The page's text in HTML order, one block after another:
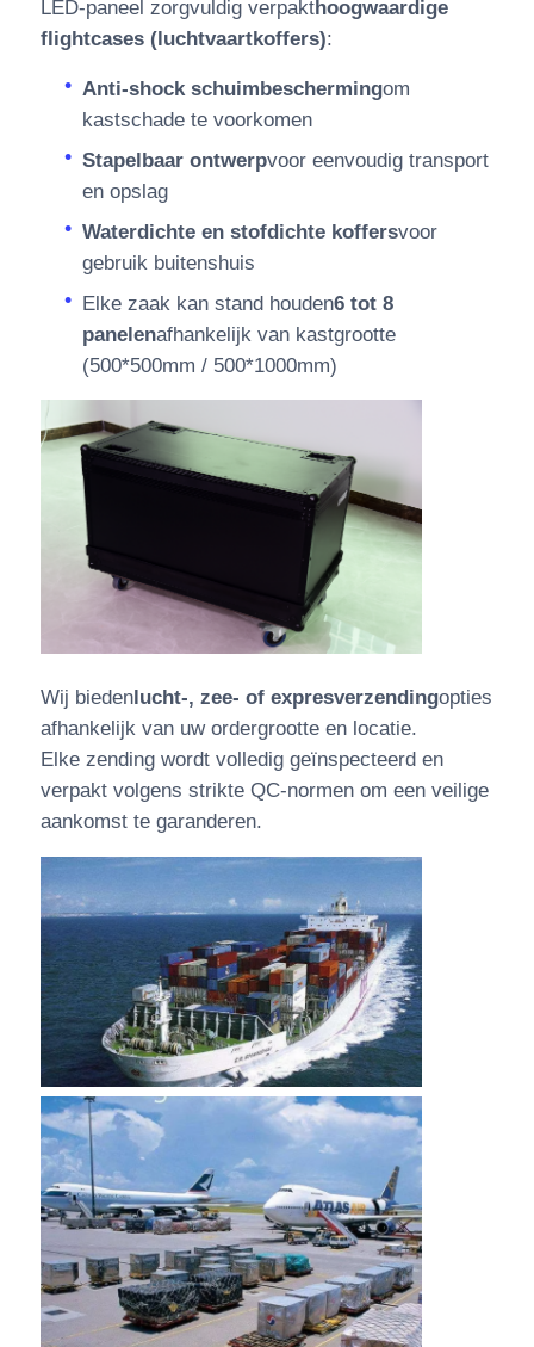
LED-paneel zorgvuldig verpakthoogwaardige
flightcases (luchtvaartkoffers):
Anti-shock schuimbeschermingom
kastschade te voorkomen
Stapelbaar ontwerpvoor eenvoudig transport
en opslag
Waterdichte en stofdichte koffersvoor
gebruik buitenshuis
Elke zaak kan stand houden6 tot 8
panelenafhankelijk van kastgrootte
(500*500mm / 500*1000mm)
Wij biedenlucht-, zee- of expresverzendingopties
afhankelijk van uw ordergrootte en locatie.
Elke zending wordt volledig geïnspecteerd en
verpakt volgens strikte QC-normen om een ​​veilige
aankomst te garanderen.